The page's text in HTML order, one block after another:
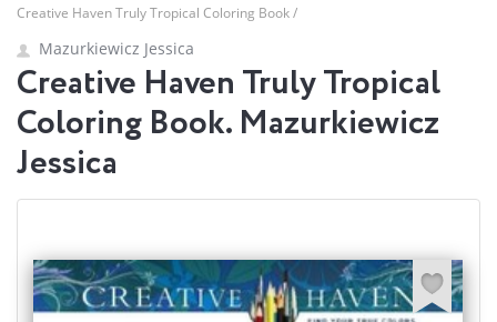
Creative Haven Truly Tropical Coloring Book
Mazurkiewicz Jessica
Creative Haven Truly Tropical
Coloring Book. Mazurkiewicz
Jessica